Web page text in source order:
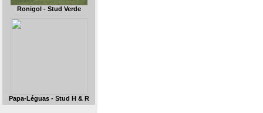
Ronigol - Stud Verde
Papa-Léguas - Stud H & R